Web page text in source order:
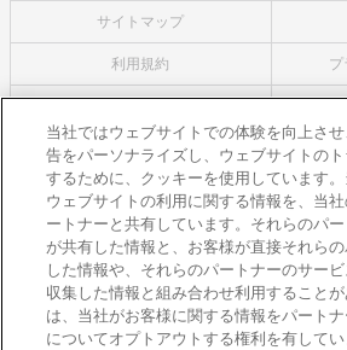
サイトマップ
利用規約 プ
オークネットのその他のサービス
バイク関連サービス
中古バイクを探すならバイクの窓口
レンタルバイクに乗るならモトオークレンタル
ブランド関連サービス
ブランド品の買取はギャラリーレア
当社ではウェブサイトでの体験を向上さ
告をパーソナライズし、ウェブサイトの
するために、クッキーを使用しています
ウェブサイトの利用に関する情報を、当
ートナーと共有しています。それらのパ
が共有した情報と、お客様が直接それら
した情報や、それらのパートナーのサー
収集した情報と組み合わせ利用すること
は、当社がお客様に関する情報をパート
についてオプトアウトする権利を有して